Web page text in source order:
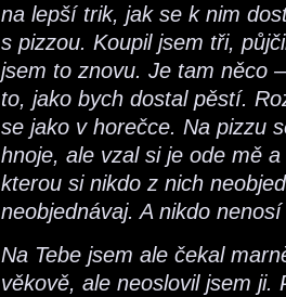
na lepší trik, jak se k nim
s pizzou. Koupil jsem tři,
jsem to znovu. Je tam něco
to, jako bych dostal pěstí.
se jako v horečce. Na pizzu
hnoje, ale vzal si je ode mě
kterou si nikdo z nich
neobjednávaj. A nikdo
Na Tebe jsem ale čekal
věkově, ale neoslovil jsem